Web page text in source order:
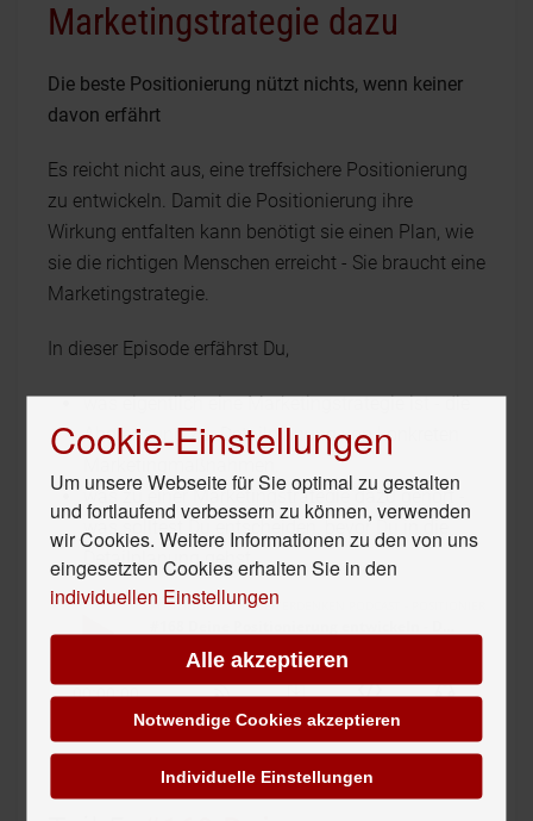
Marketingstrategie dazu
Die beste Positionierung nützt nichts, wenn keiner
davon erfährt
Es reicht nicht aus, eine treffsichere Positionierung
zu entwickeln. Damit die Positionierung ihre
Wirkung entfalten kann benötigt sie einen Plan, wie
sie die richtigen Menschen erreicht - Sie braucht eine
Marketingstrategie.
In dieser Episode erfährst Du,
was eigentlich eine Marketingstrategie ist - die
Abgrenzung zur Detailplanung von konkreten
was zu einer Marketingstrategie dazu gehört -
was solltest Du entscheiden, bevor Du in die
Detailplanung gehst.
Cookie-Einstellungen
Um unsere Webseite für Sie optimal zu gestalten
und fortlaufend verbessern zu können, verwenden
wir Cookies. Weitere Informationen zu den von uns
eingesetzten Cookies erhalten Sie in den
individuellen Einstellungen
Alle akzeptieren
Notwendige Cookies akzeptieren
Individuelle Einstellungen